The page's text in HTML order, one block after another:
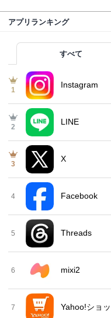
アプリランキング
すべて
1
Instagram
2
LINE
3
X
4 Facebook
5 Threads
6 mixi2
7 Yahoo!ショ